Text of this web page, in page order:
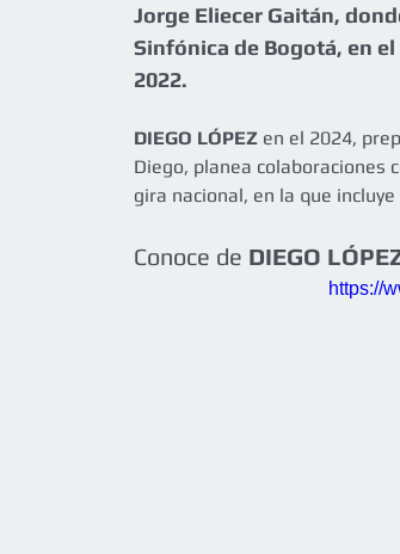
Jorge Eliecer Gaitán,
Sinfónica de Bogotá, en
2022.
DIEGO LÓPEZ en el 2024,
Diego, planea colaboraciones
gira nacional, en la que
Conoce de DIEGO
https://